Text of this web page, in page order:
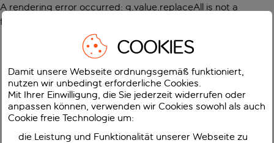
A rendering error occurred: g.value.replaceAll is not a
function
COOKIES
Damit unsere Webseite ordnungsgemäß funktioniert,
nutzen wir unbedingt erforderliche Cookies.
Mit Ihrer Einwilligung, die Sie jederzeit widerrufen oder
anpassen können, verwenden wir Cookies sowohl als auch
Cookie freie Technologie um:
die Leistung und Funktionalität unserer Webseite zu